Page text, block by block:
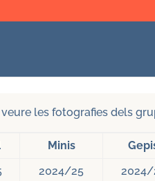
les fotografies dels
Minis
2024/25 2024/